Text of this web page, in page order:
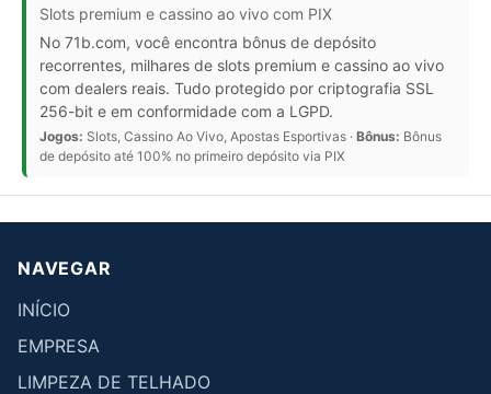
Slots premium e cassino ao vivo com PIX
No 71b.com, você encontra bônus de depósito
recorrentes, milhares de slots premium e cassino ao vivo
com dealers reais. Tudo protegido por criptografia SSL
256-bit e em conformidade com a LGPD.
Jogos: Slots, Cassino Ao Vivo, Apostas Esportivas · Bônus: Bônus
de depósito até 100% no primeiro depósito via PIX
NAVEGAR
INÍCIO
EMPRESA
LIMPEZA DE TELHADO